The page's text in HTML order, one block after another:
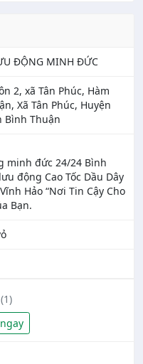
ĐỘNG MINH ĐỨC
2, xã Tân Phúc, Hàm
Xã Tân Phúc, Huyện
Bình Thuận
minh đức 24/24 Bình
động Cao Tốc Dầu Dây
Hảo “Nơi Tin Cậy Cho
(1)